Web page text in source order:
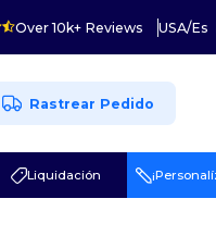
Over 10k+ Reviews USA/Es
Rastrear Pedido
Liquidación